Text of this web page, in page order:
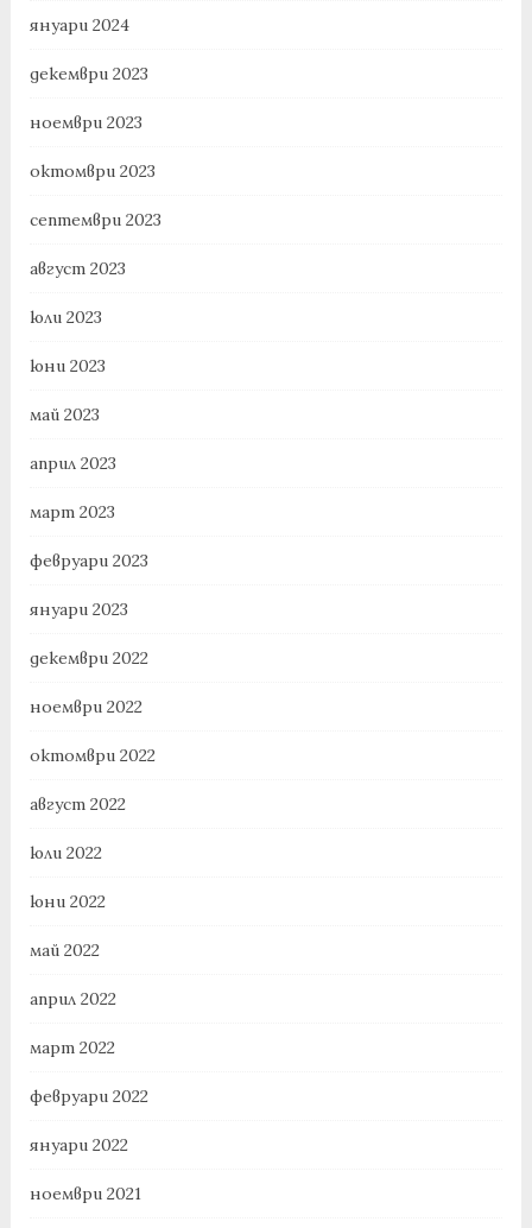
януари 2024
декември 2023
ноември 2023
октомври 2023
септември 2023
август 2023
юли 2023
юни 2023
май 2023
април 2023
март 2023
февруари 2023
януари 2023
декември 2022
ноември 2022
октомври 2022
август 2022
юли 2022
юни 2022
май 2022
април 2022
март 2022
февруари 2022
януари 2022
ноември 2021